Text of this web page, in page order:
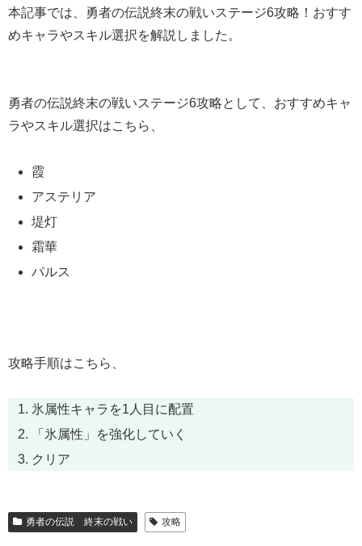
本記事では、勇者の伝説終末の戦いステージ6攻略！おすす
めキャラやスキル選択を解説しました。
勇者の伝説終末の戦いステージ6攻略として、おすすめキャ
ラやスキル選択はこちら、
霞
アステリア
堤灯
霜華
パルス
攻略手順はこちら、
氷属性キャラを1人目に配置
「氷属性」を強化していく
クリア
勇者の伝説 終末の戦い 攻略